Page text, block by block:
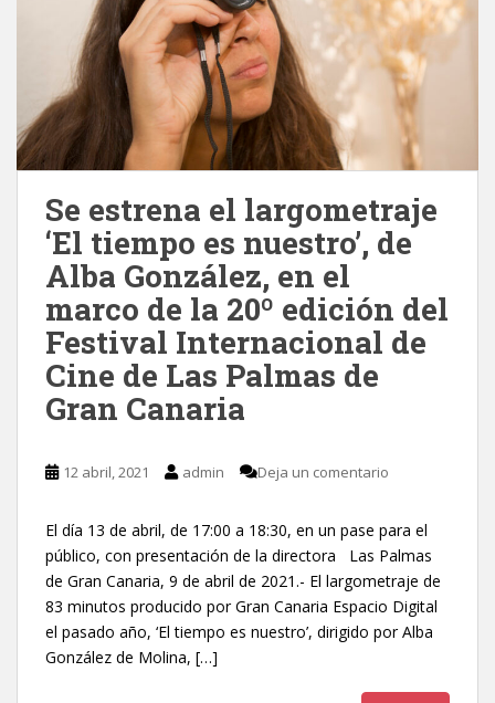
Se estrena el largometraje
‘El tiempo es nuestro’, de
Alba González, en el
marco de la 20º edición del
Festival Internacional de
Cine de Las Palmas de
Gran Canaria
12 abril, 2021 admin Deja un comentario
El día 13 de abril, de 17:00 a 18:30, en un pase para el
público, con presentación de la directora Las Palmas
de Gran Canaria, 9 de abril de 2021.- El largometraje de
83 minutos producido por Gran Canaria Espacio Digital
el pasado año, ‘El tiempo es nuestro’, dirigido por Alba
González de Molina, […]